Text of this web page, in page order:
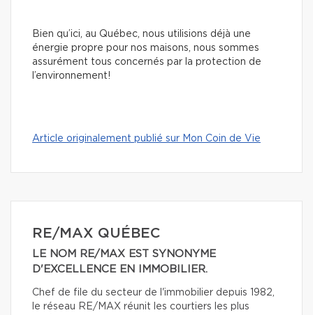
Bien qu’ici, au Québec, nous utilisions déjà une
énergie propre pour nos maisons, nous sommes
assurément tous concernés par la protection de
l’environnement!
Article originalement publié sur Mon Coin de Vie
RE/MAX QUÉBEC
LE NOM RE/MAX EST SYNONYME
D'EXCELLENCE EN IMMOBILIER.
Chef de file du secteur de l'immobilier depuis 1982,
le réseau RE/MAX réunit les courtiers les plus